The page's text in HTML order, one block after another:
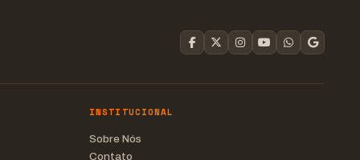
INSTITUCIONAL
Sobre Nós
Contato